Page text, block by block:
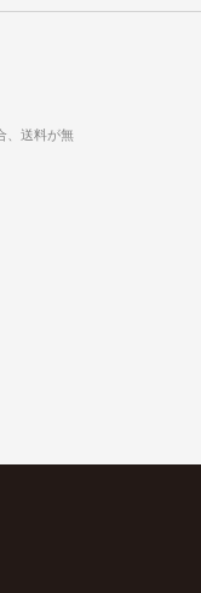
、送料が無